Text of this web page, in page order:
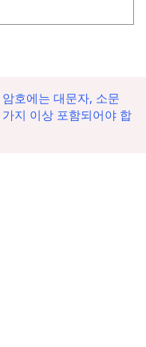
호에는 대문자, 소문
지 이상 포함되어야 합